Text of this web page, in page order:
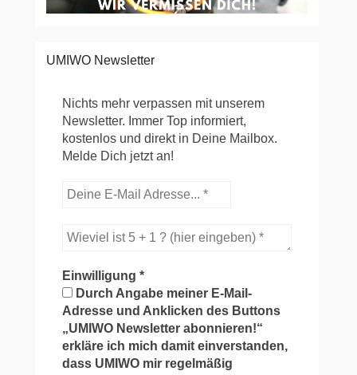
UMIWO Newsletter
Nichts mehr verpassen mit unserem
Newsletter. Immer Top informiert,
kostenlos und direkt in Deine Mailbox.
Melde Dich jetzt an!
Einwilligung*
Durch Angabe meiner E-Mail-
Adresse und Anklicken des Buttons
„UMIWO Newsletter abonnieren!“
erkläre ich mich damit einverstanden,
dass UMIWO mir regelmäßig